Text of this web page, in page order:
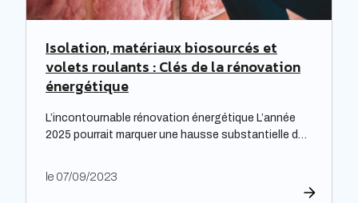
Isolation, matériaux biosourcés et
volets roulants : Clés de la rénovation
énergétique
L’incontournable rénovation énergétique L’année
2025 pourrait marquer une hausse substantielle des
deviennent alors essentiels pour les propriétaires
le 07/09/2023